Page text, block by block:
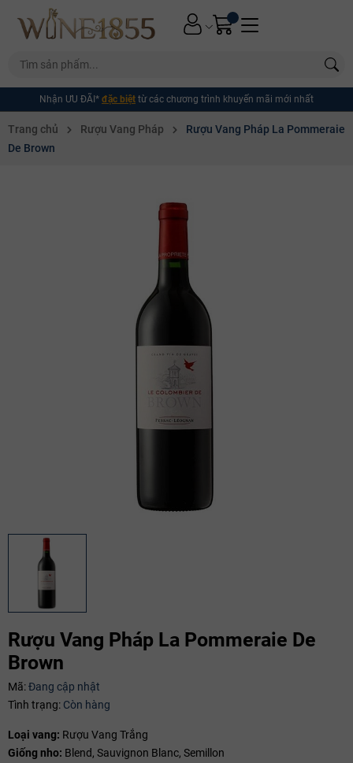
Nhận ƯU ĐÃI* đặc biệt từ các chương trình khuyến mãi mới nhất
Trang chủ Rượu Vang Pháp
Rượu Vang Pháp La Pommeraie
De Brown
Rượu Vang Pháp La Pommeraie De
Brown
Mã:Đang cập nhật
Tình trạng: Còn hàng
Loại vang: Rượu Vang Trắng
Giống nho: Blend, Sauvignon Blanc, Semillon
Ngày hết hạn: